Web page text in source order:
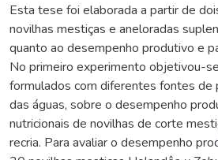
Esta tese foi elaborada a partir de
novilhas mestiças e aneloradas
quanto ao desempenho produtivo e
No primeiro experimento objetivou-
formulados com diferentes fontes de
das águas, sobre o desempenho
nutricionais de novilhas de corte
recria. Para avaliar o desempenho